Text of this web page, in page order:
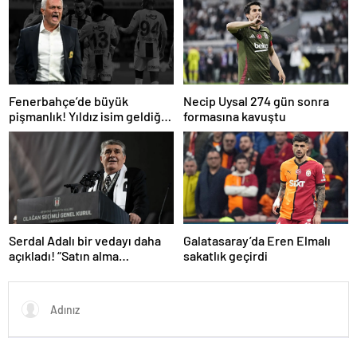
Fenerbahçe’de büyük
pişmanlık! Yıldız isim geldiği
gibi gidiyor…
Necip Uysal 274 gün sonra
formasına kavuştu
Serdal Adalı bir vedayı daha
açıkladı! “Satın alma
Galatasaray’da Eren Elmalı
sakatlık geçirdi